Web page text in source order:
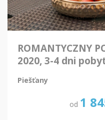
ROMANTYCZNY
2020, 3-4 dni
Piešťany
od 1